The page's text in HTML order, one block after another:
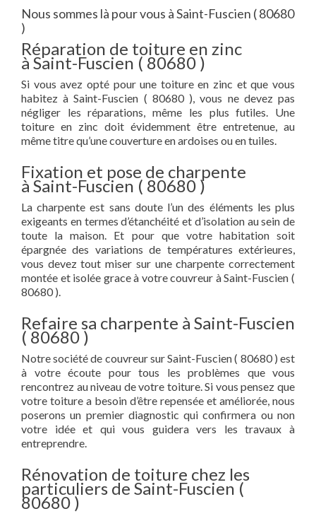
Nous sommes là pour vous à Saint-Fuscien ( 80680
)
Réparation de toiture en zinc
à Saint-Fuscien ( 80680 )
Si vous avez opté pour une toiture en zinc et que vous
habitez à Saint-Fuscien ( 80680 ), vous ne devez pas
négliger les réparations, même les plus futiles. Une
toiture en zinc doit évidemment être entretenue, au
même titre qu’une couverture en ardoises ou en tuiles.
Fixation et pose de charpente
à Saint-Fuscien ( 80680 )
La charpente est sans doute l’un des éléments les plus
exigeants en termes d’étanchéité et d’isolation au sein de
toute la maison. Et pour que votre habitation soit
épargnée des variations de températures extérieures,
vous devez tout miser sur une charpente correctement
montée et isolée grace à votre couvreur à Saint-Fuscien (
80680 ).
Refaire sa charpente à Saint-Fuscien
( 80680 )
Notre société de couvreur sur Saint-Fuscien ( 80680 ) est
à votre écoute pour tous les problèmes que vous
rencontrez au niveau de votre toiture. Si vous pensez que
votre toiture a besoin d’être repensée et améliorée, nous
poserons un premier diagnostic qui confirmera ou non
votre idée et qui vous guidera vers les travaux à
entreprendre.
Rénovation de toiture chez les
particuliers de Saint-Fuscien (
80680 )